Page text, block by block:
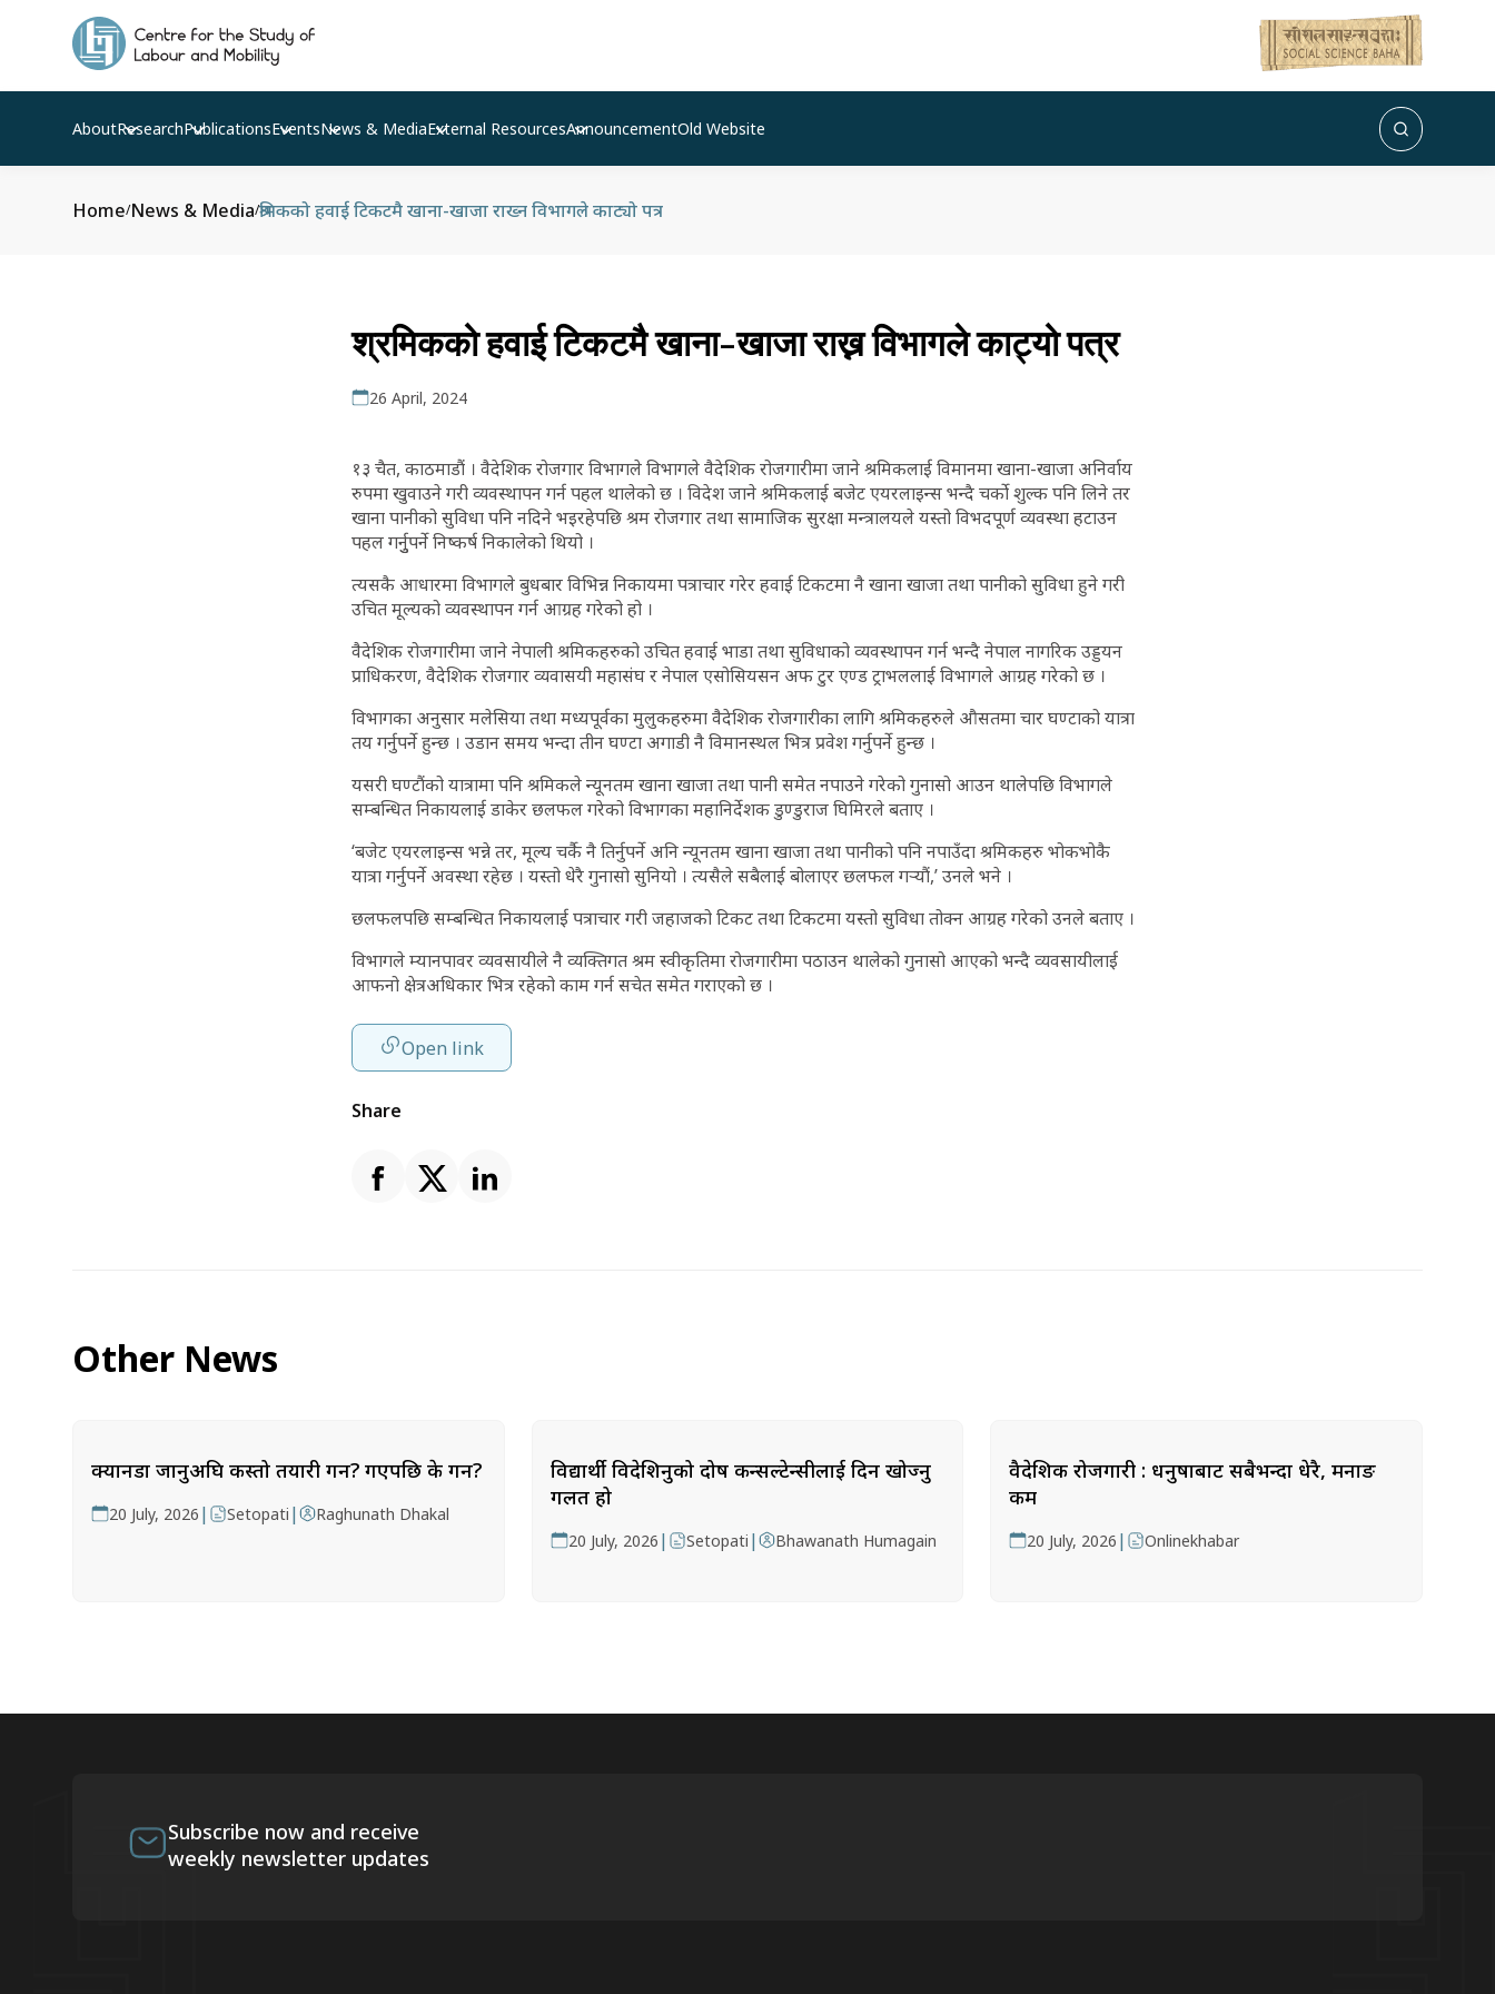
AboutResearchPublicationsEventsNews & MediaExternal ResourcesAnnouncementOld Website
Home/News & Media/श्रमिकको हवाई टिकटमै खाना-खाजा राख्न विभागले काट्यो पत्र
श्रमिकको हवाई टिकटमै खाना-खाजा राख्न विभागले काट्यो पत्र
26 April, 2024
१३ चैत, काठमाडौं । वैदेशिक रोजगार विभागले विभागले वैदेशिक रोजगारीमा जाने श्रमिकलाई विमानमा खाना-खाजा अनिर्वाय
रुपमा खुवाउने गरी व्यवस्थापन गर्न पहल थालेको छ । विदेश जाने श्रमिकलाई बजेट एयरलाइन्स भन्दै चर्को शुल्क पनि लिने तर
खाना पानीको सुविधा पनि नदिने भइरहेपछि श्रम रोजगार तथा सामाजिक सुरक्षा मन्त्रालयले यस्तो विभदपूर्ण व्यवस्था हटाउन
पहल गर्नुुपर्ने निष्कर्ष निकालेको थियो ।
त्यसकै आधारमा विभागले बुधबार विभिन्न निकायमा पत्राचार गरेर हवाई टिकटमा नै खाना खाजा तथा पानीको सुविधा हुने गरी
उचित मूल्यको व्यवस्थापन गर्न आग्रह गरेको हो ।
वैदेशिक रोजगारीमा जाने नेपाली श्रमिकहरुको उचित हवाई भाडा तथा सुविधाको व्यवस्थापन गर्न भन्दै नेपाल नागरिक उड्डयन
प्राधिकरण, वैदेशिक रोजगार व्यवासयी महासंघ र नेपाल एसोसियसन अफ टुर एण्ड ट्राभललाई विभागले आग्रह गरेको छ ।
विभागका अनुसार मलेसिया तथा मध्यपूर्वका मुलुकहरुमा वैदेशिक रोजगारीका लागि श्रमिकहरुले औसतमा चार घण्टाको यात्रा
तय गर्नुपर्ने हुन्छ । उडान समय भन्दा तीन घण्टा अगाडी नै विमानस्थल भित्र प्रवेश गर्नुपर्ने हुन्छ ।
यसरी घण्टौंको यात्रामा पनि श्रमिकले न्यूनतम खाना खाजा तथा पानी समेत नपाउने गरेको गुनासो आउन थालेपछि विभागले
सम्बन्धित निकायलाई डाकेर छलफल गरेको विभागका महानिर्देशक डुण्डुराज घिमिरले बताए ।
‘बजेट एयरलाइन्स भन्ने तर, मूल्य चर्कै नै तिर्नुपर्ने अनि न्यूनतम खाना खाजा तथा पानीको पनि नपाउँदा श्रमिकहरु भोकभोकै
यात्रा गर्नुपर्ने अवस्था रहेछ । यस्तो धेरै गुनासो सुनियो । त्यसैले सबैलाई बोलाएर छलफल गर्‍यौं,’ उनले भने ।
छलफलपछि सम्बन्धित निकायलाई पत्राचार गरी जहाजको टिकट तथा टिकटमा यस्तो सुविधा तोक्न आग्रह गरेको उनले बताए ।
विभागले म्यानपावर व्यवसायीले नै व्यक्तिगत श्रम स्वीकृतिमा रोजगारीमा पठाउन थालेको गुनासो आएको भन्दै व्यवसायीलाई
आफनो क्षेत्रअधिकार भित्र रहेको काम गर्न सचेत समेत गराएको छ ।
Open link
Share
Other News
क्यानडा जानुअघि कस्तो तयारी गर्ने? गएपछि के गर्ने?
20 July, 2026 | Setopati | Raghunath Dhakal
विद्यार्थी विदेशिनुको दोष कन्सल्टेन्सीलाई दिन खोज्नु
गलत हो
20 July, 2026 | Setopati | Bhawanath Humagain
वैदेशिक रोजगारी : धनुषाबाट सबैभन्दा धेरै, मनाङ
कम
20 July, 2026 | Onlinekhabar
Subscribe now and receive
weekly newsletter updates